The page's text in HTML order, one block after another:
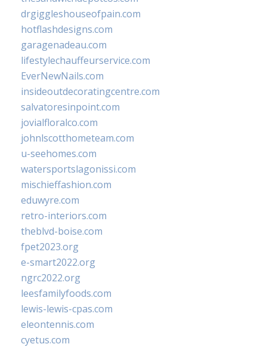
drgiggleshouseofpain.com
hotflashdesigns.com
garagenadeau.com
lifestylechauffeurservice.com
EverNewNails.com
insideoutdecoratingcentre.com
salvatoresinpoint.com
jovialfloralco.com
johnlscotthometeam.com
u-seehomes.com
watersportslagonissi.com
mischieffashion.com
eduwyre.com
retro-interiors.com
theblvd-boise.com
fpet2023.org
e-smart2022.org
ngrc2022.org
leesfamilyfoods.com
lewis-lewis-cpas.com
eleontennis.com
cyetus.com